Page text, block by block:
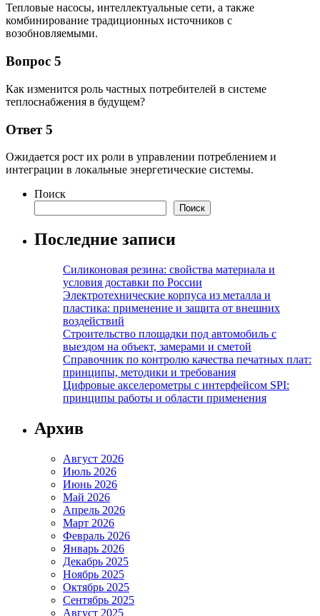
Тепловые насосы, интеллектуальные сети, а также
комбинирование традиционных источников с
возобновляемыми.
Вопрос 5
Как изменится роль частных потребителей в системе
теплоснабжения в будущем?
Ответ 5
Ожидается рост их роли в управлении потреблением и
интеграции в локальные энергетические системы.
Поиск
Поиск
Последние записи
Силиконовая резина: свойства материала и
условия доставки по России
Электротехнические корпуса из металла и
пластика: применение и защита от внешних
воздействий
Строительство площадки под автомобиль с
выездом на объект, замерами и сметой
Справочник по контролю качества печатных плат:
принципы, методики и требования
Цифровые акселерометры с интерфейсом SPI:
принципы работы и области применения
Архив
Август 2026
Июль 2026
Июнь 2026
Май 2026
Апрель 2026
Март 2026
Февраль 2026
Январь 2026
Декабрь 2025
Ноябрь 2025
Октябрь 2025
Сентябрь 2025
Август 2025